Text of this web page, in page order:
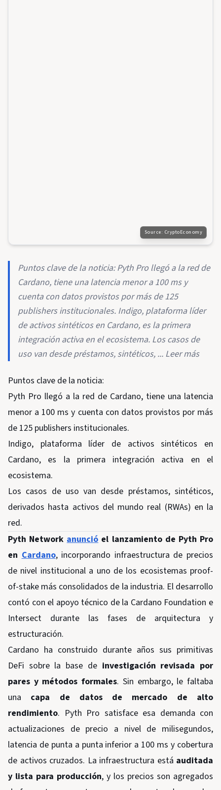
Source: CryptoEconomy
Puntos clave de la noticia: Pyth Pro llegó a la red de
Cardano, tiene una latencia menor a 100 ms y
cuenta con datos provistos por más de 125
publishers institucionales. Indigo, plataforma líder
de activos sintéticos en Cardano, es la primera
integración activa en el ecosistema. Los casos de
uso van desde préstamos, sintéticos, ... Leer más
Puntos clave de la noticia:
Pyth Pro llegó a la red de Cardano, tiene una latencia
menor a 100 ms y cuenta con datos provistos por más
de 125 publishers institucionales.
Indigo, plataforma líder de activos sintéticos en
Cardano, es la primera integración activa en el
ecosistema.
Los casos de uso van desde préstamos, sintéticos,
derivados hasta activos del mundo real (RWAs) en la
red.
Pyth Network anuncióel lanzamiento de Pyth Pro
enCardano, incorporando infraestructura de precios
de nivel institucional a uno de los ecosistemas proof-
of-stake más consolidados de la industria. El desarrollo
contó con el apoyo técnico de la Cardano Foundation e
Intersect durante las fases de arquitectura y
estructuración.
Cardano ha construido durante años sus primitivas
DeFi sobre la base de investigación revisada por
pares y métodos formales. Sin embargo, le faltaba
una capa de datos de mercado de alto
rendimiento. Pyth Pro satisface esa demanda con
actualizaciones de precio a nivel de milisegundos,
latencia de punta a punta inferior a 100 ms y cobertura
de activos cruzados. La infraestructura está auditada
y lista para producción, y los precios son agregados